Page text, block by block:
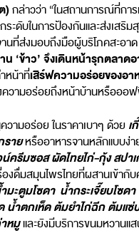
)กล่าวว่า “ในสถานการณ์ที่กา
กระดับในการป้องกันและส่งเ
านที่ส่งมอบถึงมือผู้บริโภคสะอ
น ‘ข้าว’ จึงเดินหน้ารุกตลาด
หน้าที่เสิร์ฟความอร่อยของอ
ความอร่อยถึงหน้าบ้านหรือออ
ามอร่อย ในราคาเบาๆ ด้วย เ
ายหรืออาหารจานหลักแบบง่
น์ครีมซอส ผัดไทยไก่-กุ้ง สป
งดื่มสมุนไพรไทยที่ผสานเข้ากั
มะตูมโซดา น้ำกระเจี๊ยบโซ
ำตกเห็ด ต้มยำไก่ฉีก ต้มแซ่
หมูและยังมีบริการขนมหวานแ